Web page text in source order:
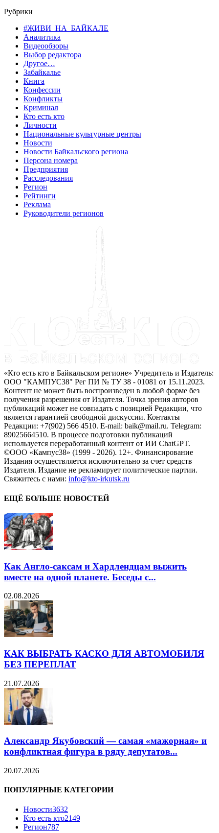
Рубрики
#ЖИВИ_НА_БАЙКАЛЕ
Аналитика
Видеообзоры
Выбор редактора
Другое…
Забайкалье
Книга
Конфессии
Конфликты
Криминал
Кто есть кто
Личности
Национальные культурные центры
Новости
Новости Байкальского региона
Персона номера
Предприятия
Расследования
Регион
Рейтинги
Реклама
Руководители регионов
«Кто есть кто в Байкальском регионе» Учредитель и Издатель:
ООО "КАМПУС38" Рег ПИ № ТУ 38 - 01081 от 15.11.2023.
Контент не может быть воспроизведен в любой форме без
получения разрешения от Издателя. Точка зрения авторов
публикаций может не совпадать с позицией Редакции, что
является гарантией свободной дискуссии. Контакты
Редакции: +7(902) 566 4510. E-mail: baik@mail.ru. Telegram:
89025664510. В процессе подготовки публикаций
используется переработанный контент от ИИ ChatGPT.
©ООО «Кампус38» (1999 - 2026). 12+. Финансирование
Издания осуществляется исключительно за счет средств
Издателя. Издание не рекламирует политические партии.
Свяжитесь с нами: info@kto-irkutsk.ru
ЕЩЁ БОЛЬШЕ НОВОСТЕЙ
Как Англо-саксам и Хардлендцам выжить
вместе на одной планете. Беседы с...
02.08.2026
КАК ВЫБРАТЬ КАСКО ДЛЯ АВТОМОБИЛЯ
БЕЗ ПЕРЕПЛАТ
21.07.2026
Александр Якубовский — самая «мажорная» и
конфликтная фигура в ряду депутатов...
20.07.2026
ПОПУЛЯРНЫЕ КАТЕГОРИИ
Новости3632
Кто есть кто2149
Регион787